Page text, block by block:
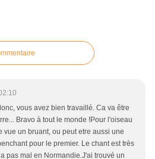
vous avez bien travaillé. Ca va être
Bravo à tout le monde !Pour l'oiseau
vue un bruant, ou peut etre aussi une
pour le premier. Le chant est très
pas mal en Normandie.J'ai trouvé un